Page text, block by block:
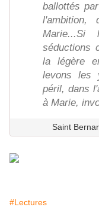
ballottés
l'ambition,
Marie...Si
séductions
la légère
levons les
péril, dans
à Marie,
Saint
#Lectures